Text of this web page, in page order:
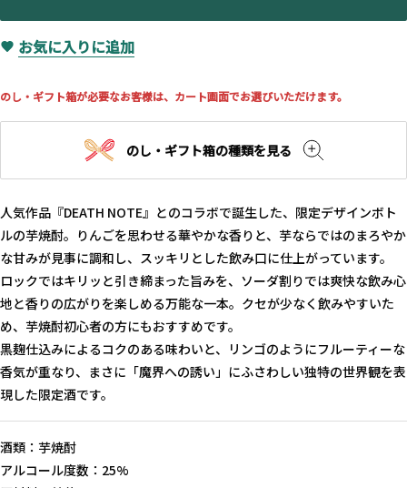
お気に入りに追加
のし・ギフト箱が必要なお客様は、カート画面でお選びいただけます。
のし・ギフト箱の種類を見る
人気作品『DEATH NOTE』とのコラボで誕生した、限定デザインボト
ルの芋焼酎。りんごを思わせる華やかな香りと、芋ならではのまろやか
な甘みが見事に調和し、スッキリとした飲み口に仕上がっています。
ロックではキリッと引き締まった旨みを、ソーダ割りでは爽快な飲み心
地と香りの広がりを楽しめる万能な一本。クセが少なく飲みやすいた
め、芋焼酎初心者の方にもおすすめです。
黒麹仕込みによるコクのある味わいと、リンゴのようにフルーティーな
香気が重なり、まさに「魔界への誘い」にふさわしい独特の世界観を表
現した限定酒です。
酒類：芋焼酎
アルコール度数：25%